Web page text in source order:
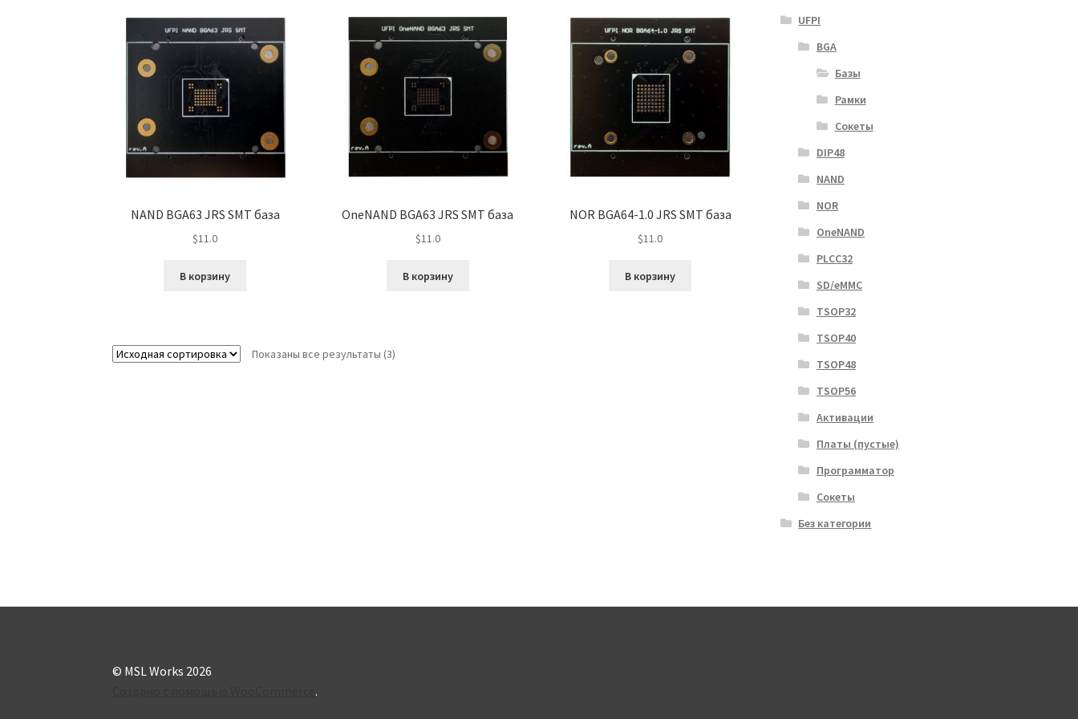
NAND BGA63 JRS SMT база
$11.0
В корзину
OneNAND BGA63 JRS SMT база
$11.0
В корзину
NOR BGA64-1.0 JRS SMT база
$11.0
В корзину
Показаны все результаты (3)
UFPI
BGA
Базы
Рамки
Сокеты
DIP48
NAND
NOR
OneNAND
PLCC32
SD/eMMC
TSOP32
TSOP40
TSOP48
TSOP56
Активации
Платы (пустые)
Программатор
Сокеты
Без категории
© MSL Works 2026
Создано с помощью WooCommerce.